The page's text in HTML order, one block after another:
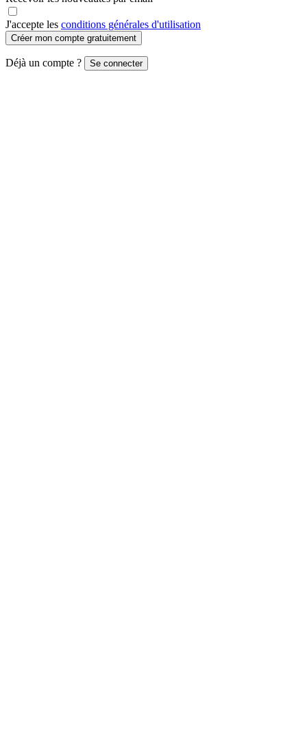
J'accepte les conditions générales d'utilisation
Créer mon compte gratuitement
Déjà un compte ? Se connecter